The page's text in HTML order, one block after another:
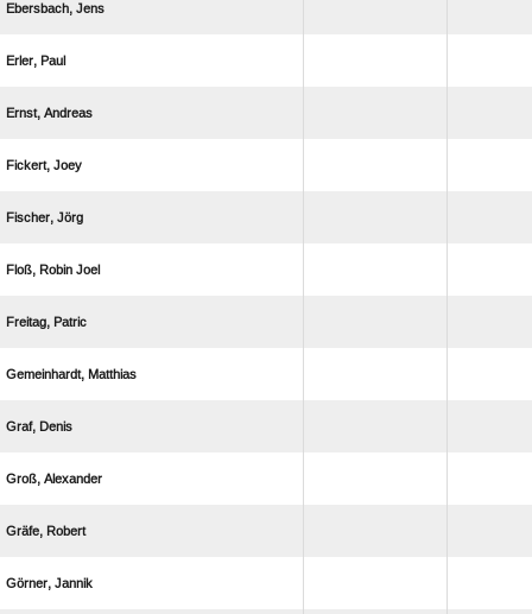
 
 
 
 
 
  
 
 
 
 
 
 